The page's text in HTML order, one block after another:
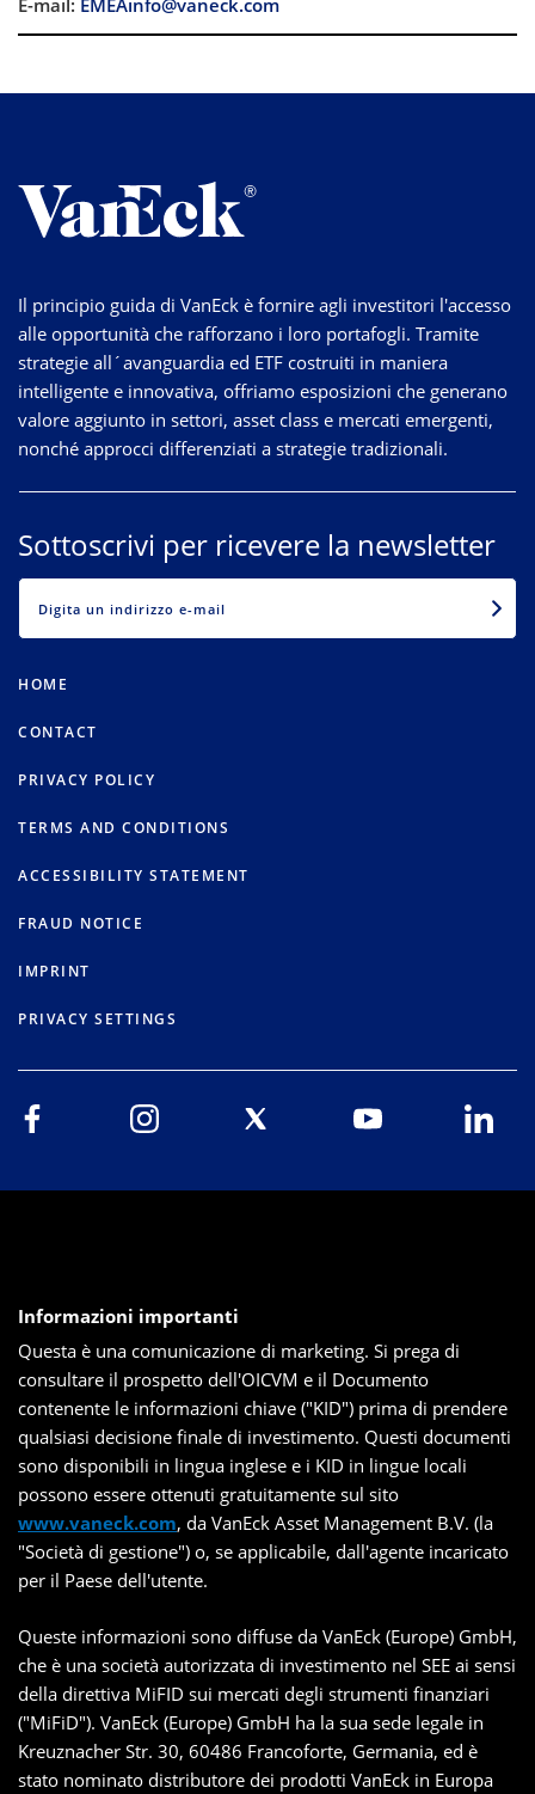
Il principio guida di VanEck è fornire agli investitori l'accesso
alle opportunità che rafforzano i loro portafogli. Tramite
strategie all´avanguardia ed ETF costruiti in maniera
intelligente e innovativa, offriamo esposizioni che generano
valore aggiunto in settori, asset class e mercati emergenti,
nonché approcci differenziati a strategie tradizionali.
Sottoscrivi per ricevere la newsletter
HOME
CONTACT
PRIVACY POLICY
TERMS AND CONDITIONS
ACCESSIBILITY STATEMENT
FRAUD NOTICE
IMPRINT
PRIVACY SETTINGS
Informazioni importanti
Questa è una comunicazione di marketing. Si prega di
consultare il prospetto dell'OICVM e il Documento
contenente le informazioni chiave ("KID") prima di prendere
qualsiasi decisione finale di investimento. Questi documenti
sono disponibili in lingua inglese e i KID in lingue locali
possono essere ottenuti gratuitamente sul sito
www.vaneck.com, da VanEck Asset Management B.V. (la
"Società di gestione") o, se applicabile, dall'agente incaricato
per il Paese dell'utente.
Queste informazioni sono diffuse da VanEck (Europe) GmbH,
che è una società autorizzata di investimento nel SEE ai sensi
della direttiva MiFID sui mercati degli strumenti finanziari
("MiFiD"). VanEck (Europe) GmbH ha la sua sede legale in
Kreuznacher Str. 30, 60486 Francoforte, Germania, ed è
stato nominato distributore dei prodotti VanEck in Europa